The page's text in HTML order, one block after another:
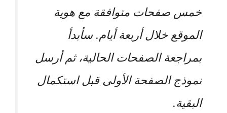
خمس صفحات متوافقة مع هوية
الموقع خلال أربعة أيام. سأبدأ
بمراجعة الصفحات الحالية، ثم أرسل
نموذج الصفحة الأولى قبل استكمال
البقية.